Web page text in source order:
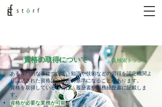
資格の取得について 検索トップへ
ある専門的な事について、知識や技術などの習得を認定機関よ
り認定された資格は、採用の基準になることがあります。
​資格を取得している場合は、履歴書や職務経歴書に記載しま
す。
資格が必要な業務が可能